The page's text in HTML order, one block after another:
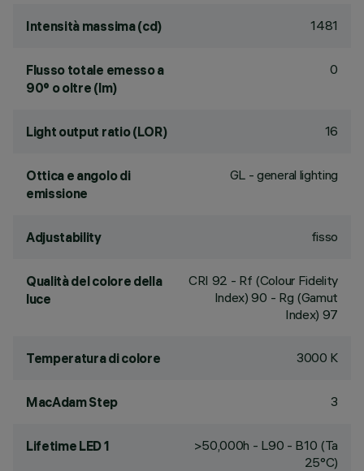
Intensità massima (cd) 1481
Flusso totale emesso a
90° o oltre (lm)
0
Light output ratio (LOR) 16
Ottica e angolo di
emissione
GL - general lighting
Adjustability fisso
Qualità del colore della
luce
CRI 92 - Rf (Colour Fidelity
Index) 90 - Rg (Gamut
Index) 97
Temperatura di colore 3000 K
MacAdam Step 3
Lifetime LED 1
>50,000h - L90 - B10 (Ta
25°C)